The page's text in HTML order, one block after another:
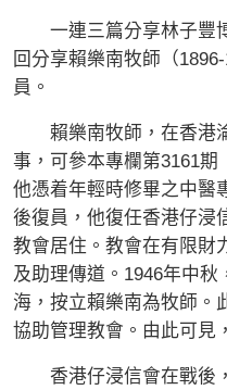
一連三篇分享林子豐
回分享賴樂南牧師（
員。
賴樂南牧師，在香港
事，可參本專欄第3161期
他憑着年輕時修畢之中醫
後復員，他復任香港仔浸
教會居住。教會在有限財
及助理傳道。1946年中秋
海，按立賴樂南為牧師。
協助管理教會。由此可見
香港仔浸信會在戰後